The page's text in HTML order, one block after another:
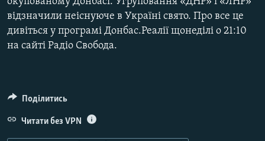
КТАТ
ДОЛУЧАЙСЯ!
відзначили неіснуюче в Україні свято. Про все це
дивіться у програмі Донбас.Реалії щонеділі о 21:10
на сайті Радіо Свобода.
Поділитись
Читати без VPN